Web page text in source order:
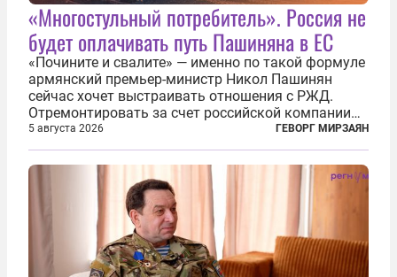
«Многостульный потребитель». Россия не
будет оплачивать путь Пашиняна в ЕС
«Почините и свалите» — именно по такой формуле
армянский премьер-министр Никол Пашинян
сейчас хочет выстраивать отношения с РЖД.
Отремонтировать за счет российской компании
железнодорожную инфраструктуру в районе
прохождения TRIPP (коридора, который должен
связать Азербайджан и Турцию через...
5 августа 2026 ГЕВОРГ МИРЗАЯН